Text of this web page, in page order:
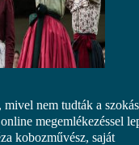
nem tudták a
megemlékezéssel
kobozművész, saját